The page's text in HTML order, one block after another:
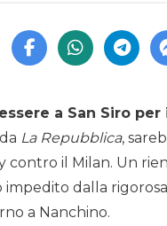
a San Siro per
La Repubblica,
contro il Milan. Un
impedito dalla
a Nanchino.